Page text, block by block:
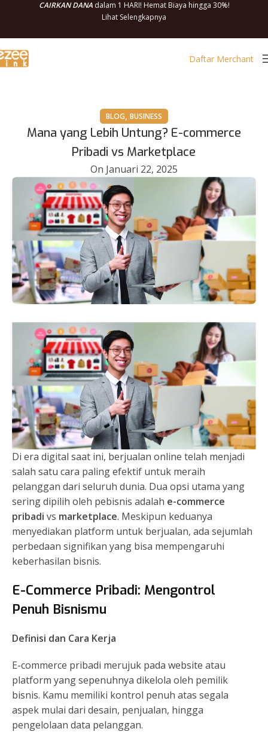
CAIRKAN DANAdalam 1 HARI! Hemat Biaya hingga 30%!
Lihat Selengkapnya
Daftar Merchant
BLOG, BUSINESS
Mana yang Lebih Untung? E-commerce
Pribadi vs Marketplace
On Januari 22, 2025
Di era digital saat ini, berjualan online telah menjadi
salah satu cara paling efektif untuk meraih
pelanggan dari seluruh dunia. Dua opsi utama yang
sering dipilih oleh pebisnis adalah e-commerce
pribadi vs marketplace. Meskipun keduanya
menyediakan platform untuk berjualan, ada sejumlah
perbedaan signifikan yang bisa mempengaruhi
keberhasilan bisnis.
E-Commerce Pribadi: Mengontrol
Penuh Bisnismu
Definisi dan Cara Kerja
E-commerce pribadi merujuk pada website atau
platform yang sepenuhnya dikelola oleh pemilik
bisnis. Kamu memiliki kontrol penuh atas segala
aspek mulai dari desain, penjualan, hingga
pengelolaan data pelanggan.